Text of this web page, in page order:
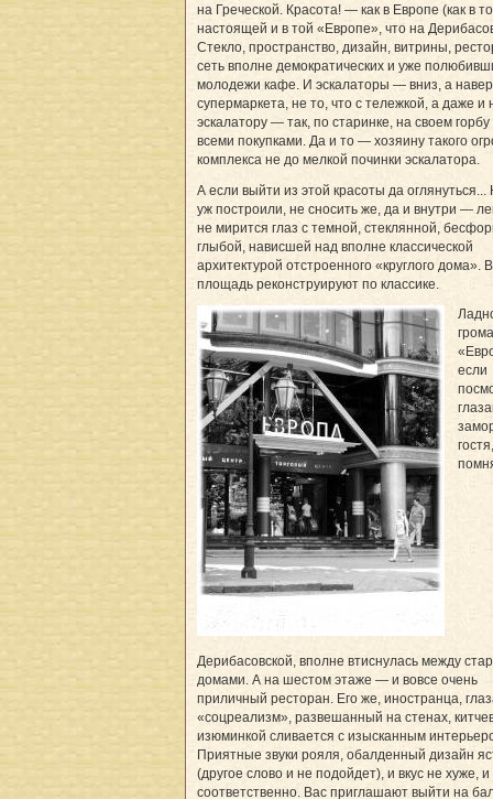
на Греческой. Красота! — как в Европе (как в
настоящей и в той «Европе», что на
Стекло, пространство, дизайн, витрины,
сеть вполне демократических и уже
молодежи кафе. И эскалаторы — вниз, а
супермаркета, не то, что с тележкой, а даже и
эскалатору — так, по старинке, на своем горбу
всеми покупками. Да и то — хозяину такого
комплекса не до мелкой починки эскалатора.
А если выйти из этой красоты да оглянуться...
уж построили, не сносить же, да и внутри —
не мирится глаз с темной, стеклянной,
глыбой, нависшей над вполне классической
архитектурой отстроенного «круглого дома».
площадь реконструируют по классике.
если
Дерибасовской, вполне втиснулась между
домами. А на шестом этаже — и вовсе очень
приличный ресторан. Его же, иностранца,
«соцреализм», развешанный на стенах,
изюминкой сливается с изысканным
Приятные звуки рояля, обалденный дизайн
(другое слово и не подойдет), и вкус не хуже,
соответственно. Вас приглашают выйти на